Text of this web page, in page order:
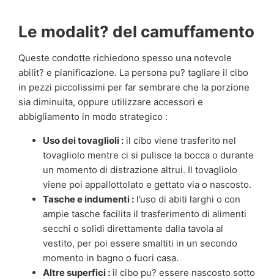
Le modalit? del camuffamento
Queste condotte richiedono spesso una notevole
abilit? e pianificazione. La persona pu? tagliare il cibo
in pezzi piccolissimi per far sembrare che la porzione
sia diminuita, oppure utilizzare accessori e
abbigliamento in modo strategico :
Uso dei tovaglioli : il cibo viene trasferito nel
tovagliolo mentre ci si pulisce la bocca o durante
un momento di distrazione altrui. Il tovagliolo
viene poi appallottolato e gettato via o nascosto.
Tasche e indumenti : l’uso di abiti larghi o con
ampie tasche facilita il trasferimento di alimenti
secchi o solidi direttamente dalla tavola al
vestito, per poi essere smaltiti in un secondo
momento in bagno o fuori casa.
Altre superfici : il cibo pu? essere nascosto sotto